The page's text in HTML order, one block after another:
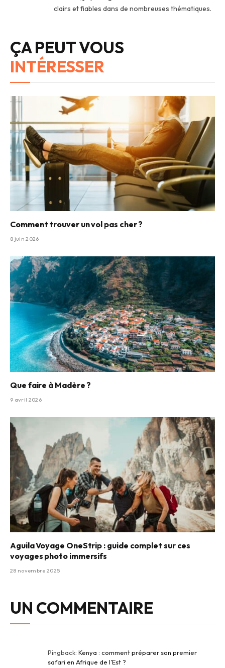
clairs et fiables dans de nombreuses thématiques.
ÇA PEUT VOUS
INTÉRESSER
Comment trouver un vol pas cher ?
8 juin 2026
Que faire à Madère ?
9 avril 2026
Aguila Voyage OneStrip : guide complet sur ces
voyages photo immersifs
28 novembre 2025
UN COMMENTAIRE
Pingback: Kenya : comment préparer son premier
safari en Afrique de l’Est ?